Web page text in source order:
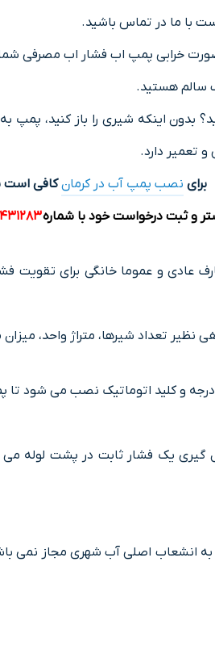
با ما در تماس باشید.
خرابی پمپ اب فشار اب مصرفی
سالم هستید.
بدون اینکه شیری را باز کنید،
تعمیر دارد.
برای نصب پمپ آب در کرمانکافی است
و ثبت درخواست خود با شماره
و عموما خانگی برای تقویت
تعداد شیرها، متراژ واحد،
درجه و کلید اتوماتیک نصب می
گیری یک فشار ثابت در پشت
انشعاب اصلی آب شهری مجاز نمی